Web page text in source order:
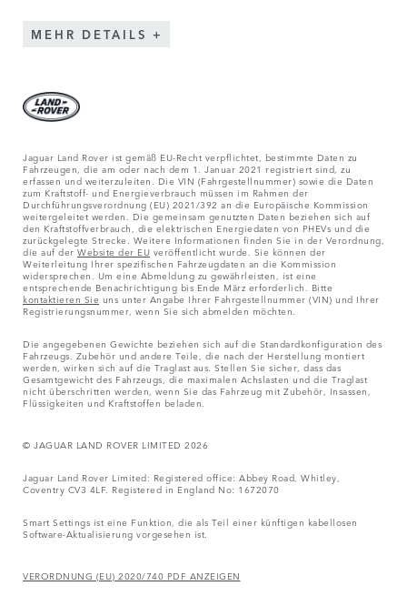
MEHR DETAILS
Jaguar Land Rover ist gemäß EU-Recht verpflichtet, bestimmte Daten zu
Fahrzeugen, die am oder nach dem 1. Januar 2021 registriert sind, zu
erfassen und weiterzuleiten. Die VIN (Fahrgestellnummer) sowie die Daten
zum Kraftstoff- und Energieverbrauch müssen im Rahmen der
Durchführungsverordnung (EU) 2021/392 an die Europäische Kommission
weitergeleitet werden. Die gemeinsam genutzten Daten beziehen sich auf
den Kraftstoffverbrauch, die elektrischen Energiedaten von PHEVs und die
zurückgelegte Strecke. Weitere Informationen finden Sie in der Verordnung,
die auf derWebsite der EU veröffentlicht wurde. Sie können der
Weiterleitung Ihrer spezifischen Fahrzeugdaten an die Kommission
widersprechen. Um eine Abmeldung zu gewährleisten, ist eine
entsprechende Benachrichtigung bis Ende März erforderlich. Bitte
kontaktieren Sie uns unter Angabe Ihrer Fahrgestellnummer (VIN) und Ihrer
Registrierungsnummer, wenn Sie sich abmelden möchten.
Die angegebenen Gewichte beziehen sich auf die Standardkonfiguration des
Fahrzeugs. Zubehör und andere Teile, die nach der Herstellung montiert
werden, wirken sich auf die Traglast aus. Stellen Sie sicher, dass das
Gesamtgewicht des Fahrzeugs, die maximalen Achslasten und die Traglast
nicht überschritten werden, wenn Sie das Fahrzeug mit Zubehör, Insassen,
Flüssigkeiten und Kraftstoffen beladen.
© JAGUAR LAND ROVER LIMITED 2026
Jaguar Land Rover Limited: Registered office: Abbey Road, Whitley,
Coventry CV3 4LF. Registered in England No: 1672070
Smart Settings ist eine Funktion, die als Teil einer künftigen kabellosen
Software-Aktualisierung vorgesehen ist.
VERORDNUNG (EU) 2020/740 PDF ANZEIGEN